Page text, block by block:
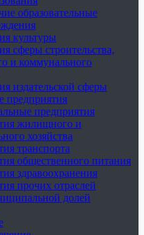
образовательные
культуры
сферы строительства,
и коммунального
издательской сферы
предприятия
жилищного и
хозяйства
транспорта
общественного питания
здравоохранения
прочих отраслей
долей